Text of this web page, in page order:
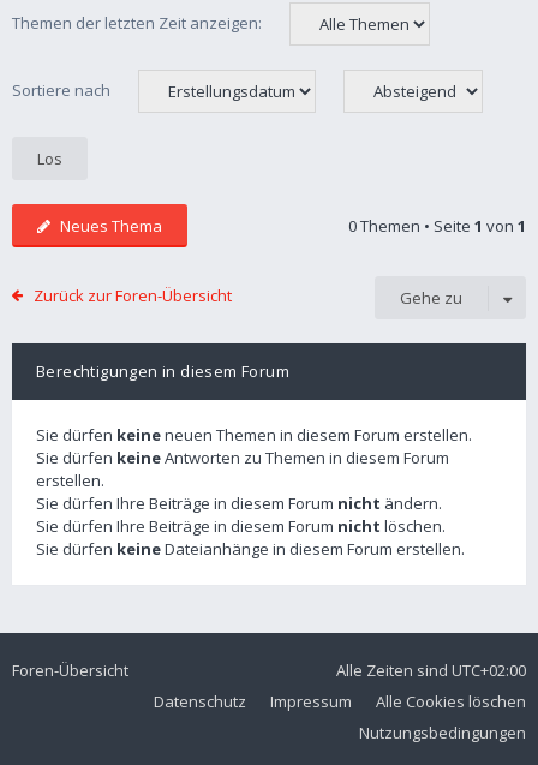
Themen der letzten Zeit anzeigen:
Sortiere nach
Neues Thema 0 Themen • Seite 1 von 1
Zurück zur Foren-Übersicht Gehe zu
Berechtigungen in diesem Forum
Sie dürfen keineneuen Themen in diesem Forum erstellen.
Sie dürfen keineAntworten zu Themen in diesem Forum
erstellen.
Sie dürfen Ihre Beiträge in diesem Forum nicht ändern.
Sie dürfen Ihre Beiträge in diesem Forum nicht löschen.
Sie dürfen keineDateianhänge in diesem Forum erstellen.
Foren-Übersicht Alle Zeiten sind UTC+02:00
Alle Cookies löschen
Impressum
Datenschutz
Nutzungsbedingungen